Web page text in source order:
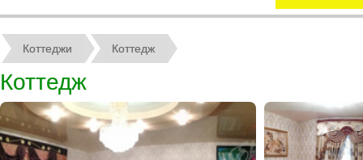
Коттеджи Коттедж
Коттедж